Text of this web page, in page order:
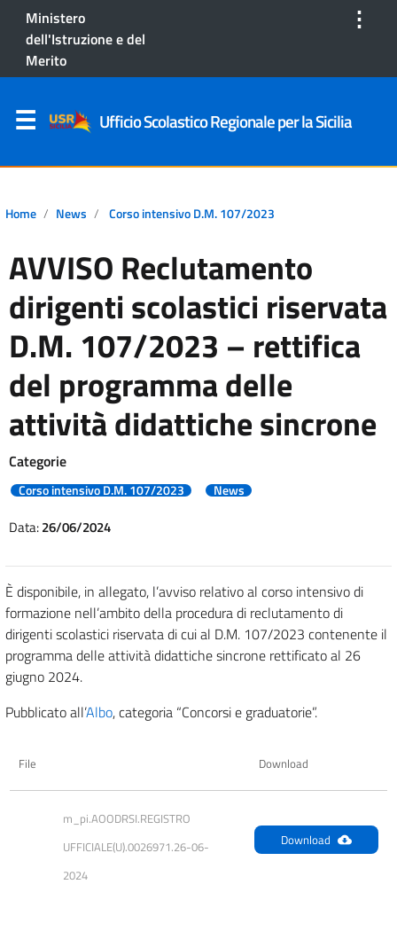
Ministero
dell'Istruzione e del
Merito
⋮
Ufficio Scolastico Regionale per la Sicilia
Home News Corso intensivo D.M. 107/2023
AVVISO Reclutamento
dirigenti scolastici riservata
D.M. 107/2023 – rettifica
del programma delle
attività didattiche sincrone
Categorie
Corso intensivo D.M. 107/2023 News
Data:26/06/2024
È disponibile, in allegato, l’avviso relativo al corso intensivo di
formazione nell’ambito della procedura di reclutamento di
dirigenti scolastici riservata di cui al D.M. 107/2023 contenente il
programma delle attività didattiche sincrone rettificato al 26
giugno 2024.
Pubblicato all’Albo, categoria “Concorsi e graduatorie”.
File Download
m_pi.AOODRSI.REGISTRO
UFFICIALE(U).0026971.26-06-
2024
Download